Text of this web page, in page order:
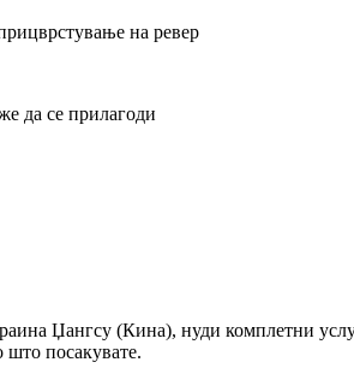
на ревер
да се прилагоди
Џангсу (Кина), нуди комплетни
што посакувате.